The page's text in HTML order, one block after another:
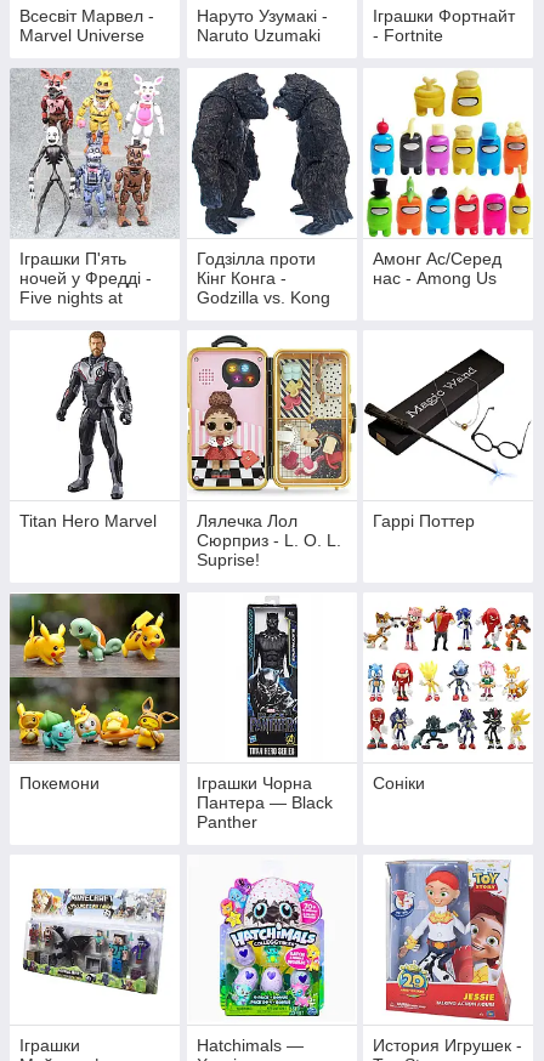
Всесвіт Марвел -
Marvel Universe
Наруто Узумакі -
Naruto Uzumaki
Іграшки Фортнайт
- Fortnite
Іграшки П'ять
ночей у Фредді -
Five nights at
Годзілла проти
Кінг Конга -
Godzilla vs. Kong
Амонг Ас/Серед
нас - Among Us
Titan Hero Marvel
Лялечка Лол
Сюрприз - L. O. L.
Suprise!
Гаррі Поттер
Покемони
Іграшки Чорна
Пантера — Black
Panther
Соніки
Іграшки
Hatchimals —
История Игрушек -